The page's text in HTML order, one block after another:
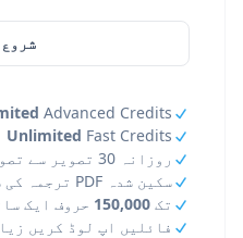
Advanced Credits
Unlimited Fast Credits
روزانہ 30 تصویر سے تصویر ترجمے
سکین شدہ PDF ترجمہ کی سہولت
تک 150,000 حروف ایک
فائلیں اپ لوڈ کریں